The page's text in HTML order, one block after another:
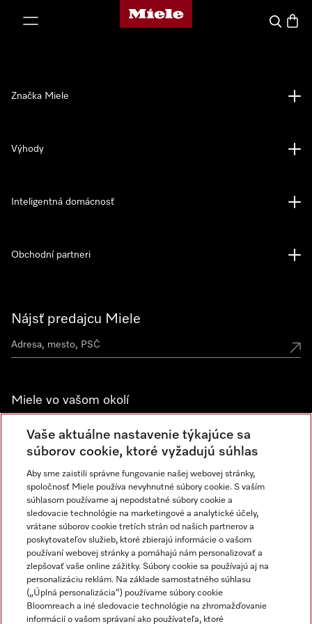
Domovská stránka spoločnosti Miele
Hľadať
Nájsť predajcu Miele
Miele vo vašom okolí
Spoznajte predajne Miele
Newsletter
Značka Miele
Výhody
Inteligentná domácnosť
Obchodní partneri
Miele na Instagrame
Miele na YouTube
Vaše aktuálne nastavenie týkajúce sa
súborov cookie, ktoré vyžadujú súhlas
Aby sme zaistili správne fungovanie našej webovej stránky,
spoločnosť Miele používa nevyhnutné súbory cookie. S vaším
súhlasom používame aj nepodstatné súbory cookie a
sledovacie technológie na marketingové a analytické účely,
vrátane súborov cookie tretích strán od našich partnerov a
poskytovateľov služieb, ktoré zbierajú informácie o vašom
používaní webovej stránky a pomáhajú nám personalizovať a
zlepšovať vaše online zážitky. Súbory cookie sa používajú aj na
personalizáciu reklám. Na základe samostatného súhlasu
(„Úplná personalizácia“) používame súbory cookie
Bloomreach a iné sledovacie technológie na zhromažďovanie
informácií o vašom správaní ako používateľa, ktoré